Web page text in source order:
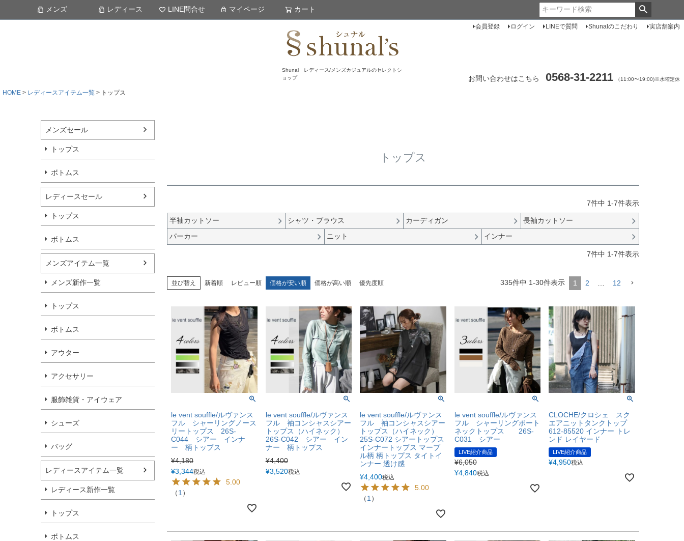
Shunal レディース/メンズカジュアルのセレクトシ
ョップ
会員登録 ログイン LINEで質問 Shunalのこだわり 実店舗案内
お問い合わせはこちら 0568-31-2211 （11:00〜19:00)※水曜定休
メンズ レディース LINE問合せ マイページ カート
HOME レディースアイテム一覧 トップス
メンズセール
トップス
ボトムス
レディースセール
トップス
ボトムス
メンズアイテム一覧
メンズ新作一覧
トップス
ボトムス
アウター
アクセサリー
服飾雑貨・アイウェア
シューズ
バッグ
レディースアイテム一覧
レディース新作一覧
トップス
ボトムス
トップス
7件中 1-7件表示
半袖カットソー シャツ・ブラウス カーディガン
長袖カットソー
パーカー
ニット インナー
7件中 1-7件表示
並び替え 新着順 レビュー順 価格が安い順 価格が高い順 優先度順 335件中 1-30件表示 1 2 12
le vent souffle/ルヴァンス
フル シャーリングノース
リートップス 26S-
C044 シアー インナ
ー 柄トップス
¥4,180
¥3,344税込
5.00
（1 ）
le vent souffle/ルヴァンス
フル 袖コンシャスシアー
トップス（ハイネック）
26S-C042 シアー イン
ナー 柄トップス
¥4,400
¥3,520税込
le vent souffle/ルヴァンス
フル 袖コンシャスシアー
トップス（ハイネック）
25S-C072 シアートップス
インナートップス マーブ
ル柄 柄トップス タイトイ
ンナー 透け感
¥4,400税込
5.00
（1 ）
le vent souffle/ルヴァンス
フル シャーリングボート
ネックトップス 26S-
C031 シアー
LIVE紹介商品
¥6,050
¥4,840税込
CLOCHE/クロシェ スク
エアニットタンクトップ
612-85520 インナー トレ
ンド レイヤード
LIVE紹介商品
¥4,950税込